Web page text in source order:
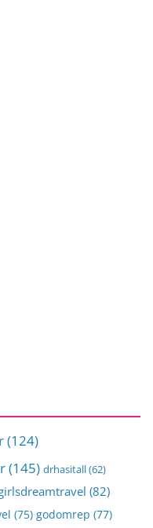
(124)
(145) drhasitall(62)
(82)
(75) godomrep (77)